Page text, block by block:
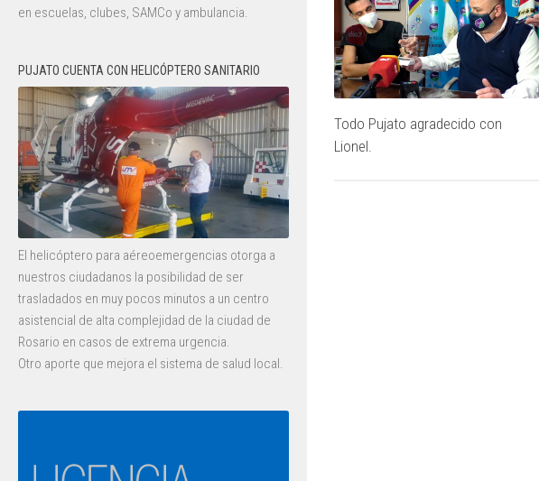
Todo Pujato agradecido con
Lionel.
en escuelas, clubes, SAMCo y ambulancia.
PUJATO CUENTA CON HELICÓPTERO SANITARIO
El helicóptero para aéreoemergencias otorga a
nuestros ciudadanos la posibilidad de ser
trasladados en muy pocos minutos a un centro
asistencial de alta complejidad de la ciudad de
Rosario en casos de extrema urgencia.
Otro aporte que mejora el sistema de salud local.